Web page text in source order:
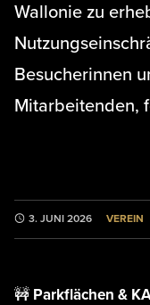
Wallonie zu
Besucherinnen
Mitarbeitenden,
3. JUNI 2026 VEREIN
🚧 Parkflächen &